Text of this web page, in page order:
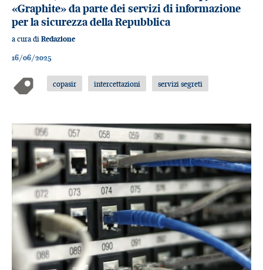
«Graphite» da parte dei servizi di informazione
per la sicurezza della Repubblica
a cura di Redazione
16/06/2025
copasir intercettazioni servizi segreti